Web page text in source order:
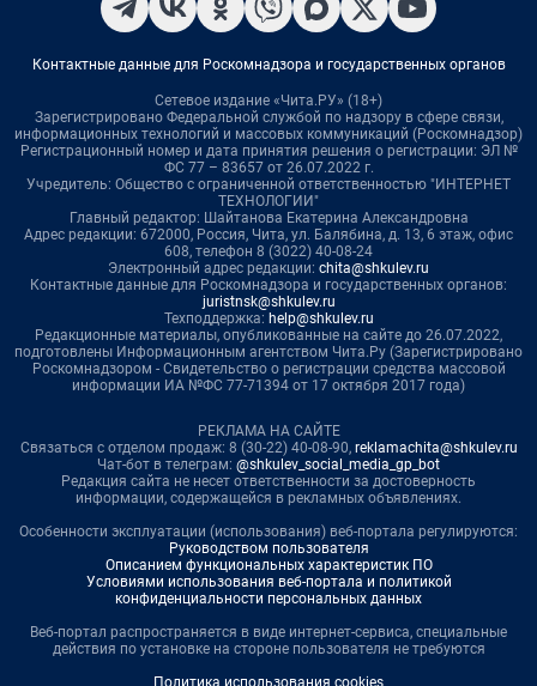
Контактные данные для Роскомнадзора и государственных органов
Сетевое издание «Чита.РУ» (18+)
Зарегистрировано Федеральной службой по надзору в сфере связи,
информационных технологий и массовых коммуникаций (Роскомнадзор)
Регистрационный номер и дата принятия решения о регистрации: ЭЛ №
ФС 77 – 83657 от 26.07.2022 г.
Учредитель: Общество с ограниченной ответственностью "ИНТЕРНЕТ
ТЕХНОЛОГИИ"
Главный редактор: Шайтанова Екатерина Александровна
Адрес редакции: 672000, Россия, Чита, ул. Балябина, д. 13, 6 этаж, офис
608, телефон 8 (3022) 40-08-24
Электронный адрес редакции: chita@shkulev.ru
Контактные данные для Роскомнадзора и государственных органов:
juristnsk@shkulev.ru
Техподдержка: help@shkulev.ru
Редакционные материалы, опубликованные на сайте до 26.07.2022,
подготовлены Информационным агентством Чита.Ру (Зарегистрировано
Роскомнадзором - Свидетельство о регистрации средства массовой
информации ИА №ФС 77-71394 от 17 октября 2017 года)
РЕКЛАМА НА САЙТЕ
Связаться с отделом продаж: 8 (30-22) 40-08-90, reklamachita@shkulev.ru
Чат-бот в телеграм: @shkulev_social_media_gp_bot
Редакция сайта не несет ответственности за достоверность
информации, содержащейся в рекламных объявлениях.
Особенности эксплуатации (использования) веб-портала регулируются:
Руководством пользователя
Описанием функциональных характеристик ПО
Условиями использования веб-портала и политикой
конфиденциальности персональных данных
Веб-портал распространяется в виде интернет-сервиса, специальные
действия по установке на стороне пользователя не требуются
Политика использования cookies